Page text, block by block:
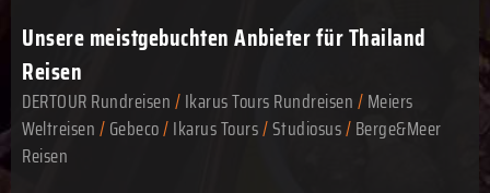
Unsere meistgebuchten Anbieter für Thailand
Reisen
DERTOUR Rundreisen/Ikarus Tours Rundreisen/Meiers
Weltreisen/Gebeco/Ikarus Tours/Studiosus/Berge&Meer
Reisen